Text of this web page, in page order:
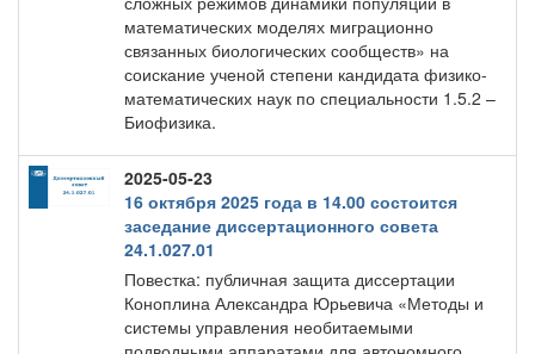
математических моделях миграционно
связанных биологических сообществ» на
соискание ученой степени кандидата физико-
математических наук по специальности 1.5.2 –
Биофизика.
2025-05-23
16 октября 2025 года в 14.00 состоится
заседание диссертационного совета
24.1.027.01
Повестка: публичная защита диссертации
Коноплина Александра Юрьевича «Методы и
системы управления необитаемыми